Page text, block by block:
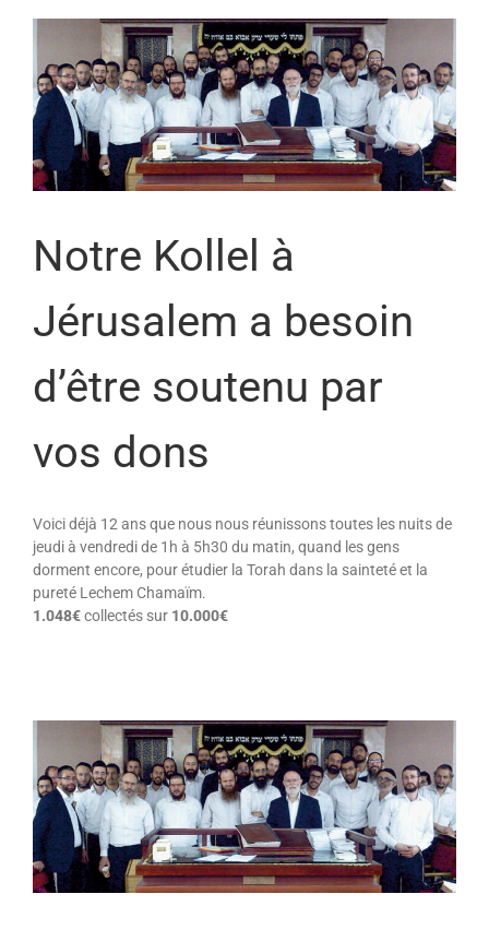
Notre Kollel à
Jérusalem a besoin
d’être soutenu par
vos dons
Voici déjà 12 ans que nous nous réunissons toutes les nuits de
jeudi à vendredi de 1h à 5h30 du matin, quand les gens
dorment encore, pour étudier la Torah dans la sainteté et la
pureté Lechem Chamaïm.
1.048€collectés sur 10.000€